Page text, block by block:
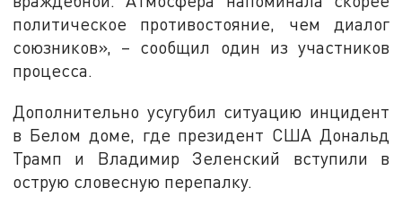
политическое противостояние, чем диалог
союзников», – сообщил один из участников
процесса.
Дополнительно усугубил ситуацию инцидент
в Белом доме, где президент США Дональд
Трамп и Владимир Зеленский вступили в
острую словесную перепалку.